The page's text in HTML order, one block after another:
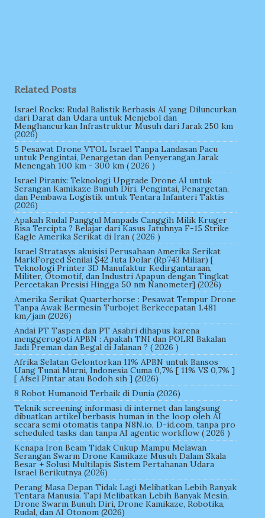
Related Posts
Israel Rocks: Rudal Balistik Berbasis AI yang Diluncurkan
dari Darat dan Udara untuk Menjebol dan
Menghancurkan Infrastruktur Musuh dari Jarak 250 km
(2026)
5 Pesawat Drone VTOL Israel Tanpa Landasan Pacu
untuk Pengintai, Penargetan dan Penyerangan Jarak
Menengah 100 km - 300 km ( 2026 )
Israel Piranix: Teknologi Upgrade Drone AI untuk
Serangan Kamikaze Bunuh Diri, Pengintai, Penargetan,
dan Pembawa Logistik untuk Tentara Infanteri Taktis
(2026)
Apakah Rudal Panggul Manpads Canggih Milik Kruger
Bisa Tercipta ? Belajar dari Kasus Jatuhnya F-15 Strike
Eagle Amerika Serikat di Iran ( 2026 )
Israel Stratasys akuisisi Perusahaan Amerika Serikat
MarkForged Senilai $42 Juta Dolar (Rp743 Miliar) [
Teknologi Printer 3D Manufaktur Kedirgantaraan,
Militer, Otomotif, dan Industri Apapun dengan Tingkat
Percetakan Presisi Hingga 50 nm Nanometer] (2026)
Amerika Serikat Quarterhorse : Pesawat Tempur Drone
Tanpa Awak Bermesin Turbojet Berkecepatan 1.481
km/jam (2026)
Andai PT Taspen dan PT Asabri dihapus karena
menggerogoti APBN : Apakah TNI dan POLRI Bakalan
Jadi Preman dan Begal di Jalanan ? ( 2026 )
Afrika Selatan Gelontorkan 11% APBN untuk Bansos
Uang Tunai Murni, Indonesia Cuma 0,7% [ 11% VS 0,7% ]
[ Afsel Pintar atau Bodoh sih ] (2026)
8 Robot Humanoid Terbaik di Dunia (2026)
Teknik screening informasi di internet dan langsung
dibuatkan artikel berbasis human in the loop oleh AI
secara semi otomatis tanpa N8N.io, D-id.com, tanpa pro
scheduled tasks dan tanpa AI agentic workflow ( 2026 )
Kenapa Iron Beam Tidak Cukup Mampu Melawan
Serangan Swarm Drone Kamikaze Musuh Dalam Skala
Besar + Solusi Multilapis Sistem Pertahanan Udara
Israel Berikutnya (2026)
Perang Masa Depan Tidak Lagi Melibatkan Lebih Banyak
Tentara Manusia. Tapi Melibatkan Lebih Banyak Mesin,
Drone Swarm Bunuh Diri, Drone Kamikaze, Robotika,
Rudal, dan AI Otonom (2026)